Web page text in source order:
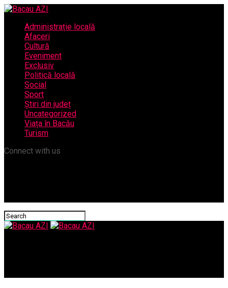
Administrație locală
Afaceri
Cultură
Eveniment
Exclusiv
Politică locală
Social
Sport
Știri din județ
Uncategorized
Viața în Bacău
Turism
Connect with us